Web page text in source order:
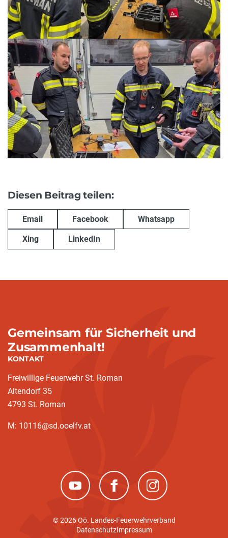
Diesen Beitrag teilen:
Email Facebook Whatsapp
Xing LinkedIn
Gemeinsam für Sicherheit und
Zusammenhalt!
KONTAKT
Freiwillige Feuerwehr St. Roman
Altendorf 35
4793 St. Roman
M: 10116@sd.ooelfv.at
(neues Fenster)(neues Fenster)(neues Fenster)
© 2026 Oö. Landes-Feuerwehrverband
DatenschutzImpressum